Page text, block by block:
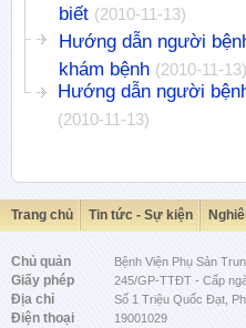
biết (2010-11-13)
Hướng dẫn người
khám bệnh (2010-11-13)
Hướng dẫn người
(2010-11-13)
Trang chủ Tin tức - Sự kiện
Chủ quản Bệnh Viện Phụ Sản
Giấy phép 245/GP-TTĐT - Cấp
Địa chỉ Số 1 Triệu Quốc Đạt,
Điện thoại 19001029